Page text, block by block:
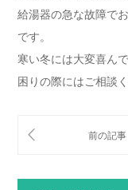
給湯器の急な故障で
です。
寒い冬には大変喜ん
困りの際にはご相談く